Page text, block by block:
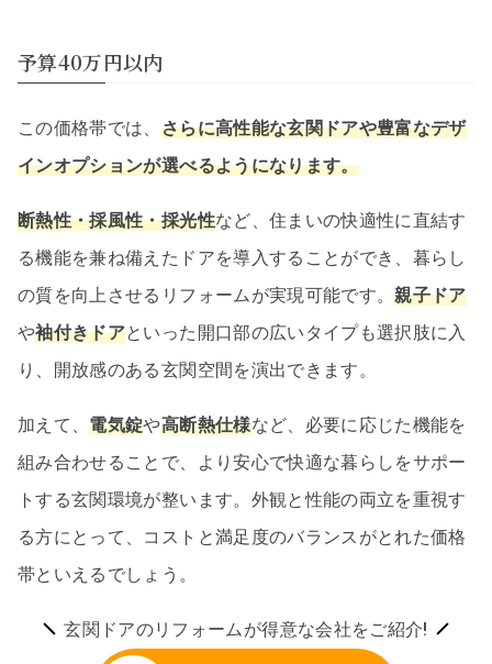
予算40万円以内
この価格帯では、 さらに高性能な玄関ドアや豊富なデザ
インオプションが選べるようになります。
断熱性・採風性・採光性など、住まいの快適性に直結す
る機能を兼ね備えたドアを導入することができ、暮らし
の質を向上させるリフォームが実現可能です。親子ドア
や袖付きドアといった開口部の広いタイプも選択肢に入
り、開放感のある玄関空間を演出できます。
加えて、電気錠や高断熱仕様など、必要に応じた機能を
組み合わせることで、より安心で快適な暮らしをサポー
トする玄関環境が整います。外観と性能の両立を重視す
る方にとって、コストと満足度のバランスがとれた価格
帯といえるでしょう。
玄関ドアのリフォームが得意な会社をご紹介!